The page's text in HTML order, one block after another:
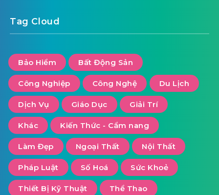
Tag Cloud
Bảo Hiểm Bất Động Sản
Công Nghiệp Công Nghệ Du Lịch
Dịch Vụ Giáo Dục Giải Trí
Khác Kiến Thức - Cẩm nang
Làm Đẹp Ngoại Thất Nội Thất
Pháp Luật Số Hoá Sức Khoẻ
Thiết Bị Kỹ Thuật Thể Thao